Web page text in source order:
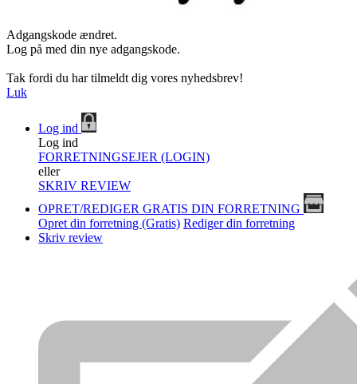
Adgangskode ændret.
Log på med din nye adgangskode.
Tak fordi du har tilmeldt dig vores nyhedsbrev!
Luk
Log ind
Log ind
FORRETNINGSEJER (LOGIN)
eller
SKRIV REVIEW
OPRET/REDIGER GRATIS DIN FORRETNING
Opret din forretning (Gratis) Rediger din forretning
Skriv review